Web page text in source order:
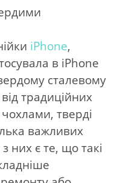
iPhone,
в iPhone
сталевому
традиційних
тверді
важливих
них є те, що такі